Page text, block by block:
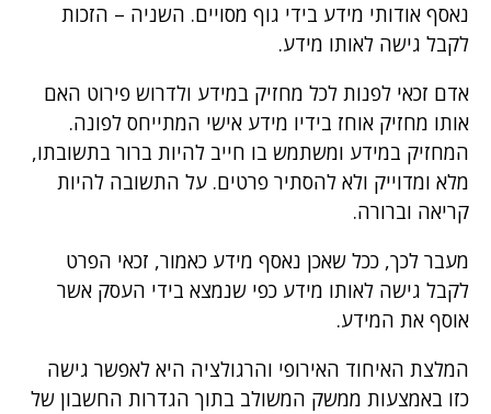
נאסף אודותי מידע בידי גוף מסויים. השניה – הזכות
לקבל גישה לאותו מידע.
אדם זכאי לפנות לכל מחזיק במידע ולדרוש פירוט האם
אותו מחזיק אוחז בידיו מידע אישי המתייחס לפונה.
המחזיק במידע ומשתמש בו חייב להיות ברור בתשובתו,
מלא ומדוייק ולא להסתיר פרטים. על התשובה להיות
קריאה וברורה.
מעבר לכך, ככל שאכן נאסף מידע כאמור, זכאי הפרט
לקבל גישה לאותו מידע כפי שנמצא בידי העסק אשר
אוסף את המידע.
המלצת האיחוד האירופי והרגולציה היא לאפשר גישה
כזו באמצעות ממשק המשולב בתוך הגדרות החשבון של